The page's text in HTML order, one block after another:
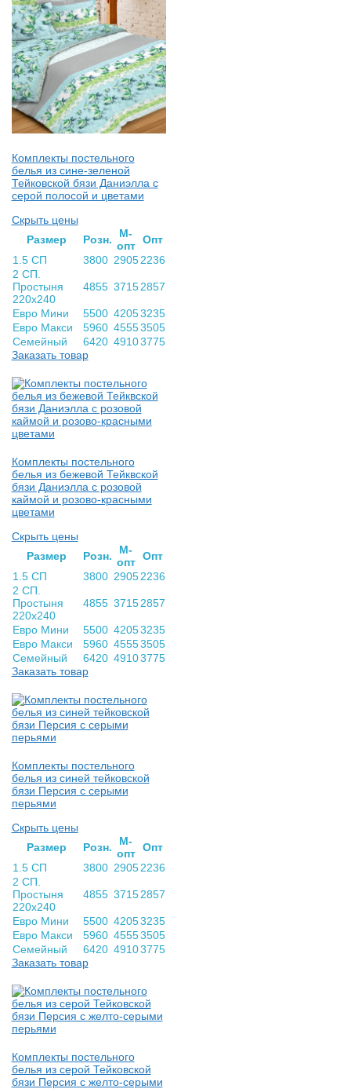
Комплекты постельного
белья из сине-зеленой
Тейковской бязи Даниэлла с
серой полосой и цветами
Скрыть цены
Раз­мер
Розн.
М-
опт Опт
1.5 СП
3800 2905 2236
2 СП.
Простыня
220х240
4855 3715 2857
Евро Мини 5500 42053235
Евро Макси
5960 45553505
Семейный
6420 49103775
Заказать товар
Комплекты постельного
белья из бежевой Тейквской
бязи Даниэлла с розовой
каймой и розово-красными
цветами
Скрыть цены
Раз­мер
Розн.
М-
опт Опт
1.5 СП
3800 2905 2236
2 СП.
Простыня
220х240
4855 3715 2857
Евро Мини 5500 42053235
Евро Макси
5960 45553505
Семейный
6420 49103775
Заказать товар
Комплекты постельного
белья из синей тейковской
бязи Персия с серыми
перьями
Скрыть цены
Раз­мер
Розн.
М-
опт Опт
1.5 СП
3800 2905 2236
2 СП.
Простыня
220х240
4855 3715 2857
Евро Мини 5500 42053235
Евро Макси
5960 45553505
Семейный
6420 49103775
Заказать товар
Комплекты постельного
белья из серой Тейковской
бязи Персия с желто-серыми